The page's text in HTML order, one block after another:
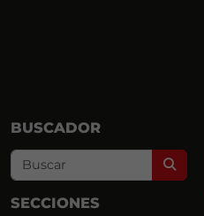
BUSCADOR
SECCIONES